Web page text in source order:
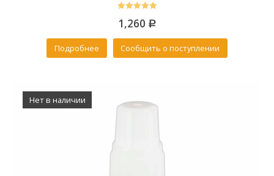
out of 5
1,260 Р
Подробнее Сообщить о поступлении
Нет в наличии